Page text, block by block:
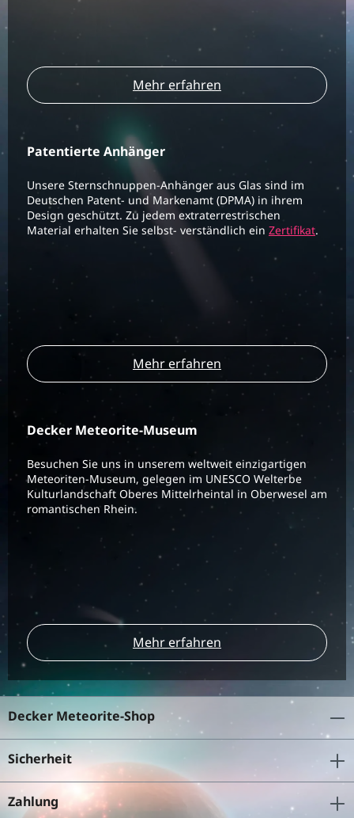
Mehr erfahren
Patentierte Anhänger
Unsere Sternschnuppen-Anhänger aus Glas sind im
Deutschen Patent- und Markenamt (DPMA) in ihrem
Design geschützt. Zu jedem extraterrestrischen
Material erhalten Sie selbst- verständlich ein Zertifikat.
Mehr erfahren
Decker Meteorite-Museum
Besuchen Sie uns in unserem weltweit einzigartigen
Meteoriten-Museum, gelegen im UNESCO Welterbe
Kulturlandschaft Oberes Mittelrheintal in Oberwesel am
romantischen Rhein.
Mehr erfahren
Decker Meteorite-Shop
Sicherheit
Zahlung